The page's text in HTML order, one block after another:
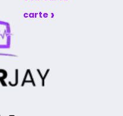
carte ›